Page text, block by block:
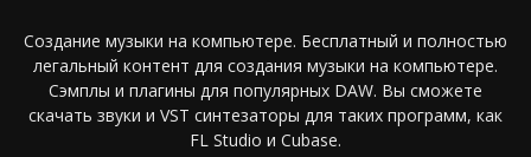
Создание музыки на компьютере. Бесплатный и полностью
легальный контент для создания музыки на компьютере.
Сэмплы и плагины для популярных DAW. Вы сможете
скачать звуки и VST синтезаторы для таких программ, как
FL Studio и Cubase.